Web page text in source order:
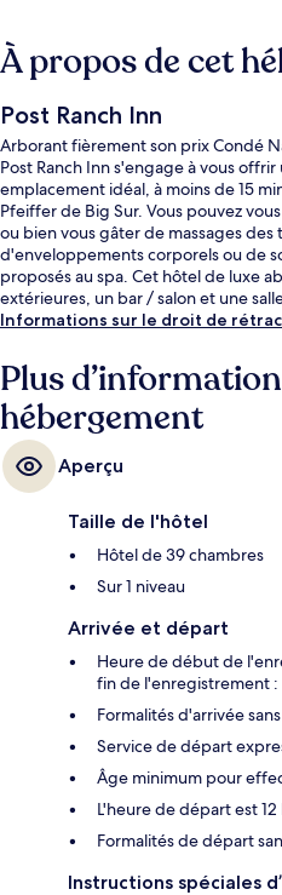
À propos de cet
Post Ranch Inn
Arborant fièrement son prix Condé
Post Ranch Inn s'engage à vous
emplacement idéal, à moins de 15
Pfeiffer de Big Sur. Vous pouvez
ou bien vous gâter de massages des
d'enveloppements corporels ou de
proposés au spa. Cet hôtel de luxe
extérieures, un bar / salon et une
Informations sur le droit de
Plus
hébergement
Aperçu
Taille de l'hôtel
Hôtel de 39 chambres
Sur 1 niveau
Arrivée et départ
Heure de début de
fin de l'enregistrement :
Formalités d'arrivée
Service de départ
Âge minimum pour
L'heure de départ est
Formalités de départ
Instructions spéciales